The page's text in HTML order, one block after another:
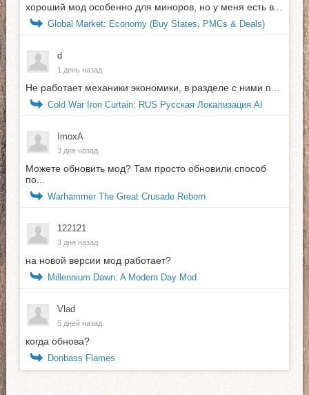
хороший мод особенно для миноров, но у меня есть в...
Global Market: Economy (Buy States, PMCs & Deals)
d
1 день назад
Не работает механики экономики, в разделе с ними п...
Cold War Iron Curtain: RUS Русская Локализация AI
ImoxA
3 дня назад
Можете обновить мод? Там просто обновили способ
по...
Warhammer The Great Crusade Reborn
122121
3 дня назад
на новой версии мод работает?
Millennium Dawn: A Modern Day Mod
Vlad
5 дней назад
когда обнова?
Donbass Flames